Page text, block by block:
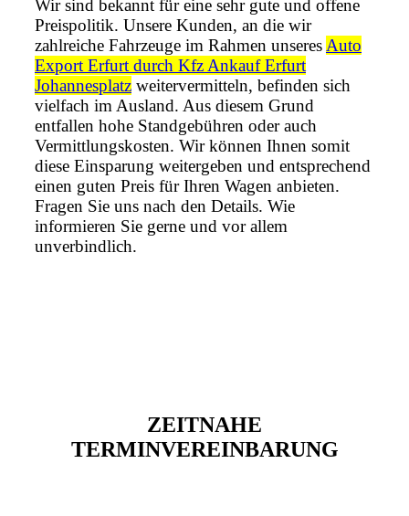
Wir sind bekannt für eine sehr gute und offene
Preispolitik. Unsere Kunden, an die wir
zahlreiche Fahrzeuge im Rahmen unseres Auto
Export Erfurt durch Kfz Ankauf Erfurt
Johannesplatz weitervermitteln, befinden sich
vielfach im Ausland. Aus diesem Grund
entfallen hohe Standgebühren oder auch
Vermittlungskosten. Wir können Ihnen somit
diese Einsparung weitergeben und entsprechend
einen guten Preis für Ihren Wagen anbieten.
Fragen Sie uns nach den Details. Wie
informieren Sie gerne und vor allem
unverbindlich.
ZEITNAHE
TERMINVEREINBARUNG